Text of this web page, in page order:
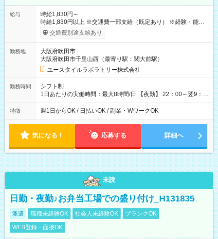
給与
時給1,830円～
時給1,830円以上 ※交通費一部支給（既定あり） ※経験・能力を
考慮して決定します 【収入例】 週1回勤務の場合：1,830円×8時
間×4回=5万8,560円 週3回勤務の場合：1,830円×8時間×12回
月 ※ 雇用形態と給与に、本採用時と異なる部分があります。 雇
用形態：本採用時と同じです。 給与：時給 1,610円以上
交通費別途支給あり
勤務地
大阪府吹田市
大阪府吹田市千里山西（最寄り駅：関大前駅）
ユースタイルラボラトリー株式会社
勤務時間
シフト制
1日あたりの実働時間：最大8時間/日 【夜勤】 22：00～翌9：
00 ※週1日～OK ／ 夜勤専従 ＊＊ 勤務時間例 ＊＊ ■22時か
ら翌7時 ■23時から翌8時 ■24時から翌9時 など ※上記の時間
ます。 ※曜日固定（毎週同じ曜日での勤務となります）
特徴 週1日からOK / 日払いOK / 副業・WワークOK
気になる！ 応募する 詳細へ
未読
日勤・夜勤♪お弁当工場での盛り付け_H131835
派遣 職種未経験OK 社会人未経験OK
ブランクOK
WEB登録・面接OK